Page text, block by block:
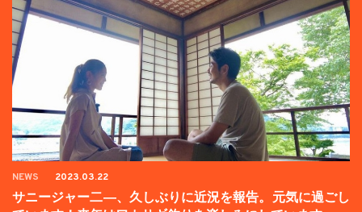
NEWS 2023.03.22
サニージャー二―、久しぶりに近況を報告。元気に過ごし